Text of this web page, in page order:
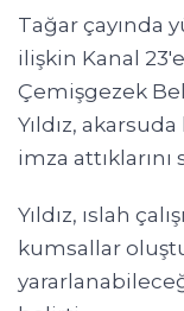
Tağar çayında
ilişkin Kanal
Çemişgezek
Yıldız,
imza attıklarını
Yıldız, ıslah
kumsallar